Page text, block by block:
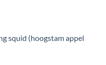
squid (hoogstam appel